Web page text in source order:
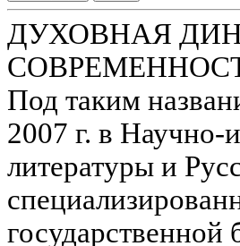
ДУХОВНАЯ
Под таким
2007 г. в Научно-
литературы и
государственной